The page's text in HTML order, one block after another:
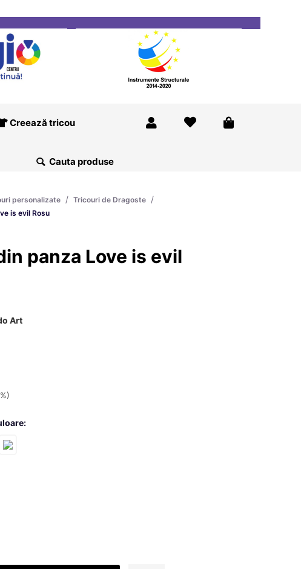
Creează tricou
personalizate / Tricouri de Dragoste /
is evil Rosu
panza Love is evil
Art
%)